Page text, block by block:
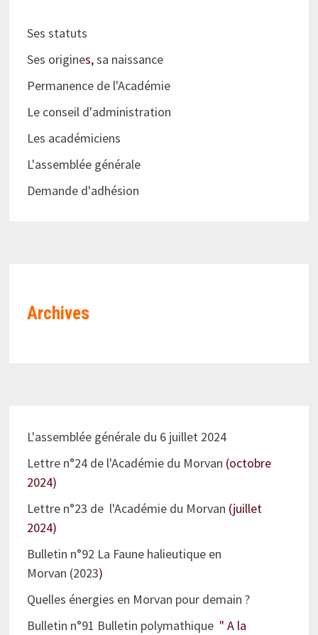
Ses statuts
Ses origines,sa naissance
Permanence de l'Académie
Le conseil d'administration
Les académiciens
L'assemblée générale
Demande d'adhésion
Archives
L'assemblée générale du 6 juillet 2024
Lettre n°24 de l'Académie du Morvan (octobre
2024)
Lettre n°23 de l'Académie du Morvan (juillet
2024)
Bulletin n°92 La Faune halieutique en
Morvan (2023)
Quelles énergies en Morvan pour demain ?
Bulletin n°91 Bulletin polymathique" A la